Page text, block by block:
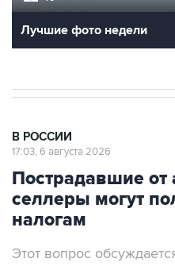
Лучшие фото недели
В РОССИИ
17:03, 6 августа 2026
Пострадавшие от
селлеры могут
налогам
Этот вопрос